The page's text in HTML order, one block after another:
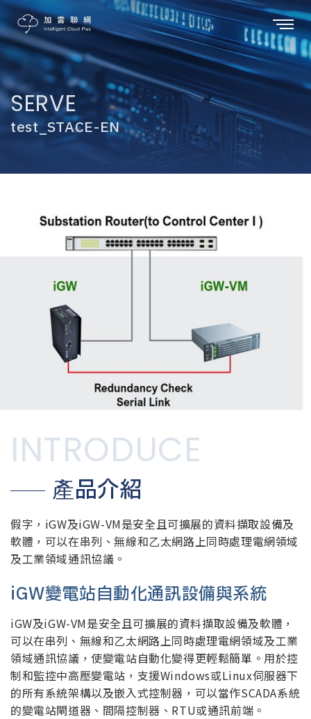
SERVE
test_STACE-EN
INTRODUCE
產品介紹
假字，iGW及iGW-VM是安全且可擴展的資料擷取設備及
軟體，可以在串列、無線和乙太網路上同時處理電網領域
及工業領域通訊協議。
iGW變電站自動化通訊設備與系統
iGW及iGW-VM是安全且可擴展的資料擷取設備及軟體，
可以在串列、無線和乙太網路上同時處理電網領域及工業
領域通訊協議，使變電站自動化變得更輕鬆簡單。用於控
制和監控中高壓變電站，支援Windows或Linux伺服器下
的所有系統架構以及嵌入式控制器，可以當作SCADA系統
的變電站閘道器、間隔控制器、RTU或通訊前端。